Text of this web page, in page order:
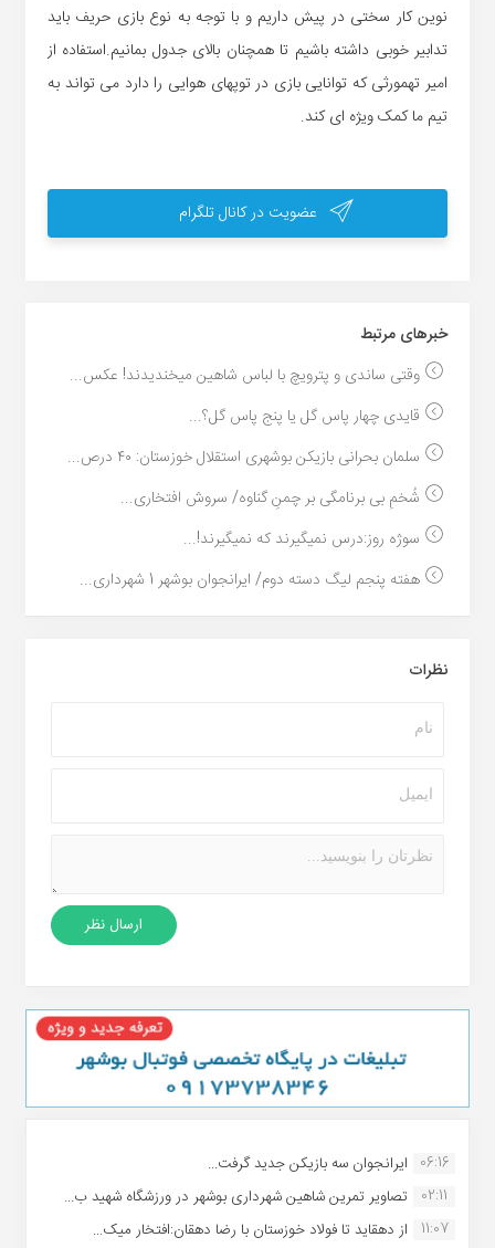
نوین کار سختی در پیش داریم و با توجه به نوع بازی حریف باید
تدابیر خوبی داشته باشیم تا همچنان بالای جدول بمانیم.استفاده از
امیر تهمورثی که توانایی بازی در توپهای هوایی را دارد می تواند به
تیم ما کمک ویژه ای کند.
عضویت در کانال تلگرام
خبر‌های مرتبط
وقتی ساندی و پترویچ با لباس شاهین میخندیدند! عکس...
قایدی چهار پاس گل یا پنج پاس گل؟...
سلمان بحرانی بازیکن بوشهری استقلال خوزستان: ۴٠ درص...
شُخمِ بی برنامگی بر چمنِ گناوه/ سروش افتخاری...
سوژه روز:درس نمیگیرند که نمیگیرند!...
هفته پنجم لیگ دسته دوم/ ایرانجوان بوشهر 1 شهرداری...
نظرات
06:16 ایرانجوان سه بازیکن جدید گرفت...
02:11
تصاویر تمرین شاهین شهردارى بوشهر در ورزشگاه شهید ب...
11:07
از دهقاید تا فولاد خوزستان با رضا دهقان:افتخار میک...